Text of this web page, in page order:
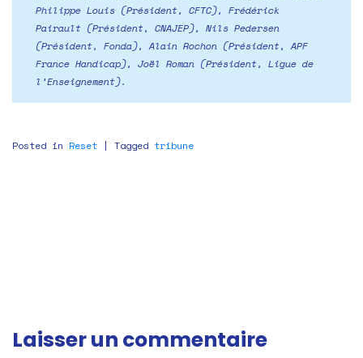
Philippe Louis (Président, CFTC), Frédérick
Pairault (Président, CNAJEP), Nils Pedersen
(Président, Fonda), Alain Rochon (Président, APF
France Handicap), Joël Roman (Président, Ligue de
l’Enseignement).
Posted in Reset | Tagged tribune
Laisser un commentaire